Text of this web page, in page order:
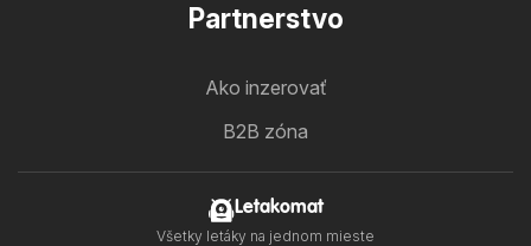
Partnerstvo
Ako inzerovať
B2B zóna
Letakomat
Všetky letáky na jednom mieste